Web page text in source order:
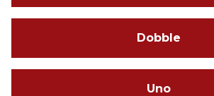
Dobble
Uno